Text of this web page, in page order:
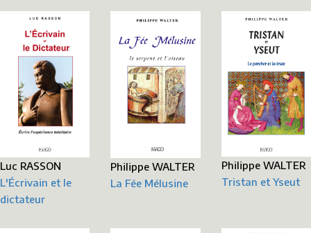
Luc RASSON
L'Écrivain et le
dictateur
Philippe WALTER
La Fée Mélusine
Philippe WALTER
Tristan et Yseut